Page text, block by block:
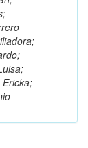
Ericka;